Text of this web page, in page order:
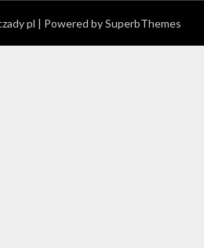
pl | Powered bySuperbThemes